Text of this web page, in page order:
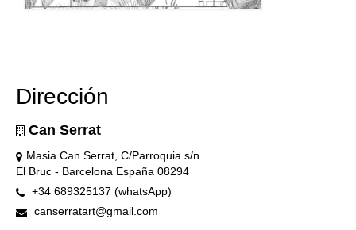
Dirección
Can Serrat
Masia Can Serrat, C/Parroquia s/n
El Bruc - Barcelona España 08294
+34 689325137 (whatsApp)
canserratart@gmail.com